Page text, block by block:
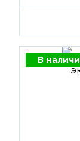
В